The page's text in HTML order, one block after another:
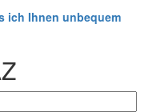
ich Ihnen unbequem